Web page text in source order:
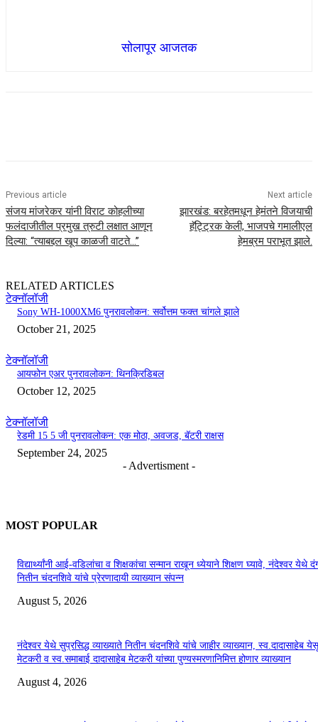
सोलापूर आजतक
Previous article
संजय मांजरेकर यांनी विराट कोहलीच्या
फलंदाजीतील प्रमुख त्रुटी लक्षात आणून
दिल्या: “त्याबद्दल खूप काळजी वाटते…”
Next article
झारखंड: बरहेतमधून हेमंतने विजयाची
हॅट्ट्रिक केली, भाजपचे गमालीएल
हेमब्रम पराभूत झाले.
RELATED ARTICLES
टेक्नॉलॉजी
Sony WH-1000XM6 पुनरावलोकन: सर्वोत्तम फक्त चांगले झाले
October 21, 2025
टेक्नॉलॉजी
आयफोन एअर पुनरावलोकन: थिनक्रिडिबल
October 12, 2025
टेक्नॉलॉजी
रेडमी 15 5 जी पुनरावलोकन: एक मोठा, अवजड, बॅटरी राक्षस
September 24, 2025
- Advertisment -
MOST POPULAR
विद्यार्थ्यांनी आई-वडिलांचा व शिक्षकांचा सन्मान राखून ध्येयाने शिक्षण घ्यावे, नंदेश्वर येथे
नितीन चंदनशिवे यांचे प्रेरणादायी व्याख्यान संपन्न
August 5, 2026
नंदेश्वर येथे सुप्रसिद्ध व्याख्याते नितीन चंदनशिवे यांचे जाहीर व्याख्यान, स्व.दादासाहेब येसू
मेटकरी व स्व.समाबाई दादासाहेब मेटकरी यांच्या पुण्यस्मरणानिमित्त होणार व्याख्यान
August 4, 2026